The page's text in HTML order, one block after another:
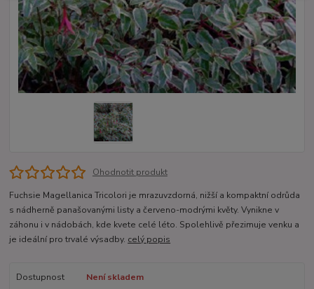
Ohodnotit produkt
Fuchsie Magellanica Tricolori je mrazuvzdorná, nižší a kompaktní odrůda
s nádherně panašovanými listy a červeno-modrými květy. Vynikne v
záhonu i v nádobách, kde kvete celé léto. Spolehlivě přezimuje venku a
je ideální pro trvalé výsadby. celý popis
Dostupnost
Není skladem